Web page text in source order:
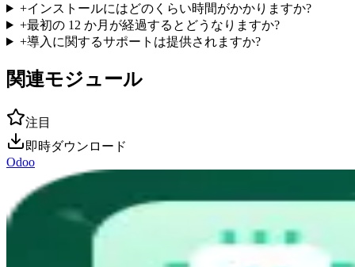
+インストールにはどのくらい時間がかかりますか?
+最初の 12 か月が経過するとどうなりますか?
+導入に関するサポートは提供されますか?
関連モジュール
注目
即時ダウンロード
Odoo